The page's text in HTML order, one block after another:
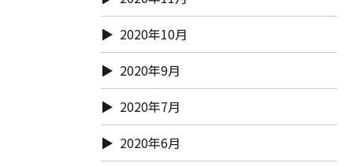
2020年10月
2020年9月
2020年7月
2020年6月